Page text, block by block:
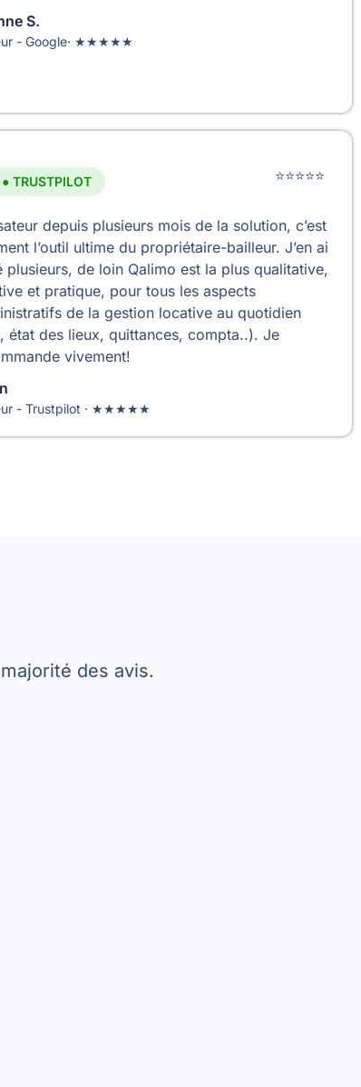
S.
- Google· ★★★★★
● TRUSTPILOT ⭐⭐⭐⭐⭐
depuis plusieurs mois de la solution, c’est
l’outil ultime du propriétaire-bailleur. J’en ai
plusieurs, de loin Qalimo est la plus qualitative,
et pratique, pour tous les aspects
de la gestion locative au quotidien
état des lieux, quittances, compta..). Je
vivement!
- Trustpilot · ★★★★★
des avis.